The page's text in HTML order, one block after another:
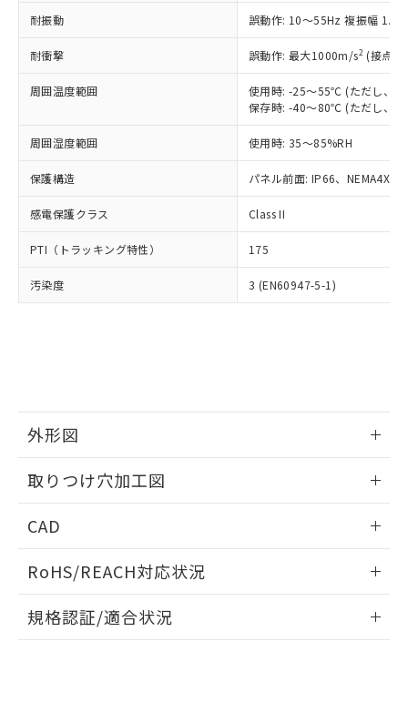
耐振動 誤動作: 10～55Hz 複振幅
耐衝撃 誤動作: 最大1000m/s2 (接点
周囲温度範囲
使用時: -25～55℃ (ただし、氷
保存時: -40～80℃ (ただし、氷
周囲湿度範囲 使用時: 35～85%RH
保護構造 パネル前面: IP66、NEMA4X,
感電保護クラス Class II
PTI（トラッキング特性） 175
汚染度 3 (EN60947-5-1)
外形図
取りつけ穴加工図
CAD
ドすることができます。
ログイン/会員登録
RoHS/REACH対応状況
EU RoHS 注意事項・凡例
規格認証/適合状況
正式な納期状況および標準価格はお客
様のお取引先、またはお客様担当のオ
ムロン制御機器販売店・当社販売員に
オムロン制御機器販売店や当社販売拠
販売ネットワーク
」をご確認
在庫状況および標準価格結果を当社の
示しないようお願いします。
マイパーツ機能（部品リスト作成サー
ビス）をご利用いただくには、I-Web
メンバーズにご登録されている必要が
お客様が当ウェブサイト上で当社にご
登録された部品リストについて、当社
の共同利用に関して"
の「1.共同利
指します。
ルベンジル（BBP） 1000ppm以下、フタル酸ジブチル
（DBP） 1000ppm以下、フタル酸ジイソブチル
但し、RoHS指令で産業用監視および制御機器に対する
フタル酸エステル類の４物質については閾値を超える意
図的な使用がないことを確認しています。
部品在庫の切り替え状況などにより、予定
月が前後することがあります。
※3 非含有証明書ダウンロード
51物質の非含有証明書（当社基準）
※本証明書は発行日時点で非含有を証明す
るもので、過去に遡って非含有を証明する
また、RoHS指令のフタル酸エステル類４
物質の対応では、対応完了までの期間は出
既に当社にて対応品への在庫切替を完了
していることから、特段のことがない限
り、2022年1月12日より割愛しておりま
す。
DBP(フタル酸ジブチル) : 1000ppm、 DIBP(フタル酸ジ
イソブチル) : 1000ppm、 BBP(フタル酸ブチルベンジ
「ｅ」：有害物質（10物質）のすべてが基
準値以下であることを示します。
「10」：通常の使用状況下において有害物
質が外部に漏えいし、環境に深刻な影響を
及ぼさない年数を意味します。
「－」：未確認です。当社販売部門へお問
全に破砕するなど、違法に輸出されな
いよう必要な手段を講じます。
当社は貴社製品を、核兵器、ミサイ
ル、化学兵器、生物兵器またはその他
武器並びにこれらの製造装置等に一切
当社は、貴社製品を第三者に販売する
場合は、上記1、2および3の内容を当
該第三者に通知します。また当社は、
販売先および販売に係わる関係者が違
法に輸出するおそれがある場合は、取
－
在庫なし(最新の在庫状況につ
いては、お客様のお取引先、ま
たはお客様担当のオムロン制御
機器販売店・当社販売員にご確
空
受注生産機種、また在庫状況の
情報を公開していない機種